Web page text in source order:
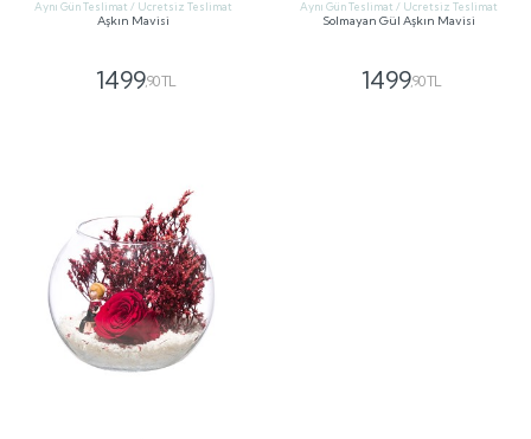
Aynı Gün Teslimat / Ücretsiz Teslimat
Aşkın Mavisi
1499,90 TL
Aynı Gün Teslimat / Ücretsiz Teslimat
Solmayan Gül Aşkın Mavisi
1499,90 TL